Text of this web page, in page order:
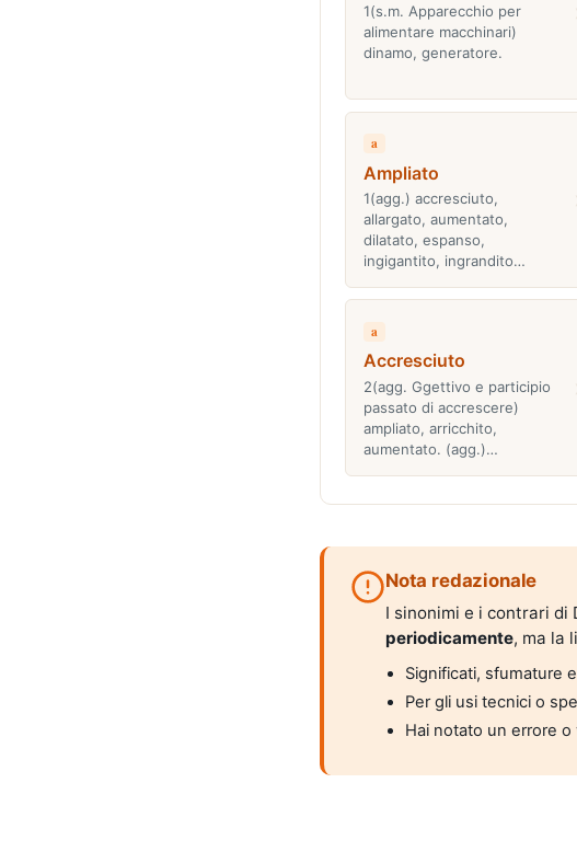
1(s.m. Apparecchio per
alimentare macchinari)
dinamo, generatore.
a
Ampliato
1(agg.) accresciuto,
allargato, aumentato,
dilatato, espanso,
ingigantito, ingrandito…
a
Accresciuto
2(agg. Ggettivo e participio
passato di accrescere)
ampliato, arricchito,
aumentato. (agg.)…
Nota redazionale
I sinonimi e i contrari di
periodicamente, ma la
Significati, sfumature
Per gli usi tecnici o
Hai notato un errore